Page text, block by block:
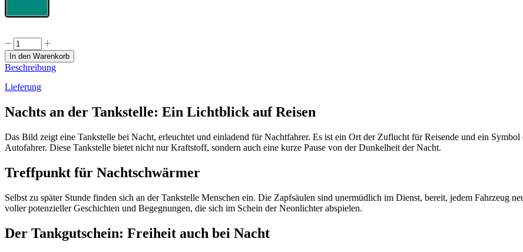
In den Warenkorb
Beschreibung
Lieferung
Nachts an der Tankstelle: Ein Lichtblick auf Reisen
Das Bild zeigt eine Tankstelle bei Nacht, erleuchtet und einladend für Nachtfahrer. Es ist ein Ort der Zuflucht für Reisende und ein
Autofahrer. Diese Tankstelle bietet nicht nur Kraftstoff, sondern auch eine kurze Pause von der Dunkelheit der Nacht.
Treffpunkt für Nachtschwärmer
Selbst zu später Stunde finden sich an der Tankstelle Menschen ein. Die Zapfsäulen sind unermüdlich im Dienst, bereit, jedem Fahrzeug
voller potenzieller Geschichten und Begegnungen, die sich im Schein der Neonlichter abspielen.
Der Tankgutschein: Freiheit auch bei Nacht